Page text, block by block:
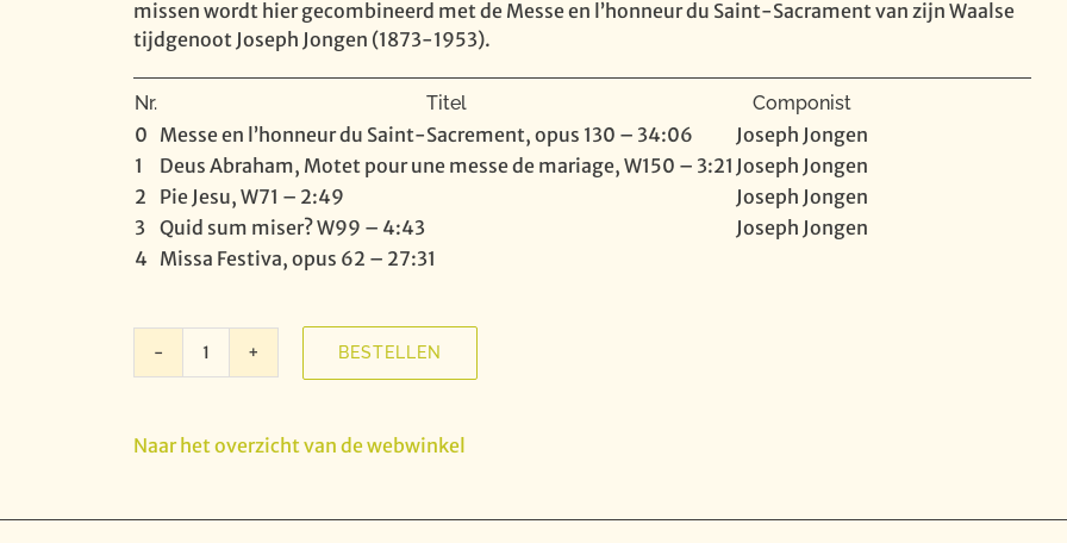
missen wordt hier gecombineerd met de Messe en l’honneur du Saint-Sacrament van zijn Waalse
tijdgenoot Joseph Jongen (1873-1953).
Nr. Titel Componist
0 Messe en l’honneur du Saint-Sacrement, opus 130 – 34:06
Joseph Jongen
1
Deus Abraham, Motet pour une messe de mariage, W150 – 3:21 Joseph Jongen
2
Pie Jesu, W71 – 2:49
Joseph Jongen
3 Quid sum miser? W99 – 4:43
Joseph Jongen
4 Missa Festiva, opus 62 – 27:31
Flor
Missa
BESTELLEN
Naar het overzicht van de webwinkel